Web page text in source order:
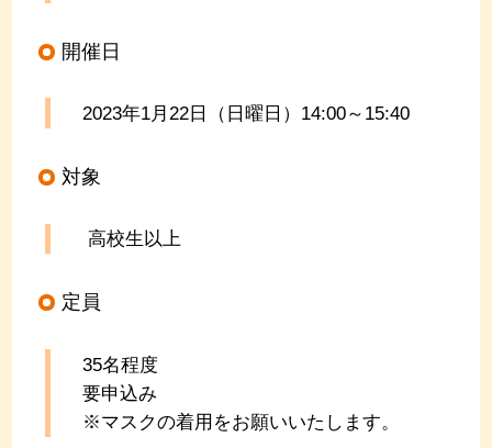
開催日
2023年1月22 日（日曜日）14:00～15:40
対象
高校生以上
定員
35名程度
要申込み
※マスクの着用をお願いいたします。